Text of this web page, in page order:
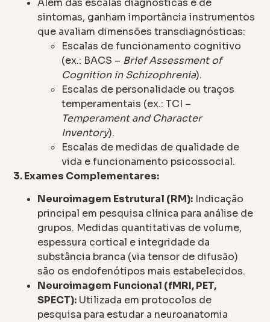
sintomas, ganham importância instrumentos
que avaliam dimensões transdiagnósticas:
Escalas de funcionamento cognitivo
(ex.: BACS – Brief Assessment of
Cognition in Schizophrenia).
Escalas de personalidade ou traços
temperamentais (ex.: TCI –
Temperament and Character
Inventory).
Escalas de medidas de qualidade de
vida e funcionamento psicossocial.
3. Exames Complementares:
Neuroimagem Estrutural (RM): Indicação
principal em pesquisa clínica para análise de
grupos. Medidas quantitativas de volume,
espessura cortical e integridade da
substância branca (via tensor de difusão)
são os endofenótipos mais estabelecidos.
Neuroimagem Funcional (fMRI, PET,
SPECT): Utilizada em protocolos de
pesquisa para estudar a neuroanatomia